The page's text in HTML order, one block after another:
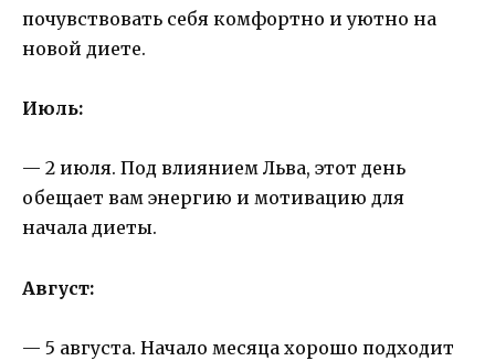
почувствовать себя комфортно и уютно на
новой диете.
Июль:
— 2 июля. Под влиянием Льва, этот день
обещает вам энергию и мотивацию для
начала диеты.
Август:
— 5 августа. Начало месяца хорошо подходит